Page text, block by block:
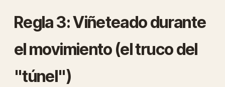
Regla 3: Viñeteado durante
el movimiento (el truco del
"túnel")